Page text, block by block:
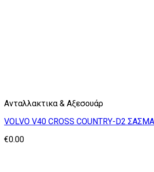
Ανταλλακτικα & Αξεσουάρ
VOLVO V40 CROSS COUNTRY-D2
€0.00